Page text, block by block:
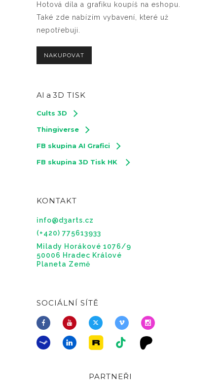
Hotová díla a grafiku koupíš na eshopu.
Také zde nabízím vybavení, které už
nepotřebuji.
NAKUPOVAT
AI a 3D TISK
Cults 3D
Thingiverse
FB skupina AI Grafici
FB skupina 3D Tisk HK
KONTAKT
info@d3arts.cz
(+420) 775613933
Milady Horákové 1076/9
50006 Hradec Králové
Planeta Země
SOCIÁLNÍ SÍTĚ
PARTNEŘI